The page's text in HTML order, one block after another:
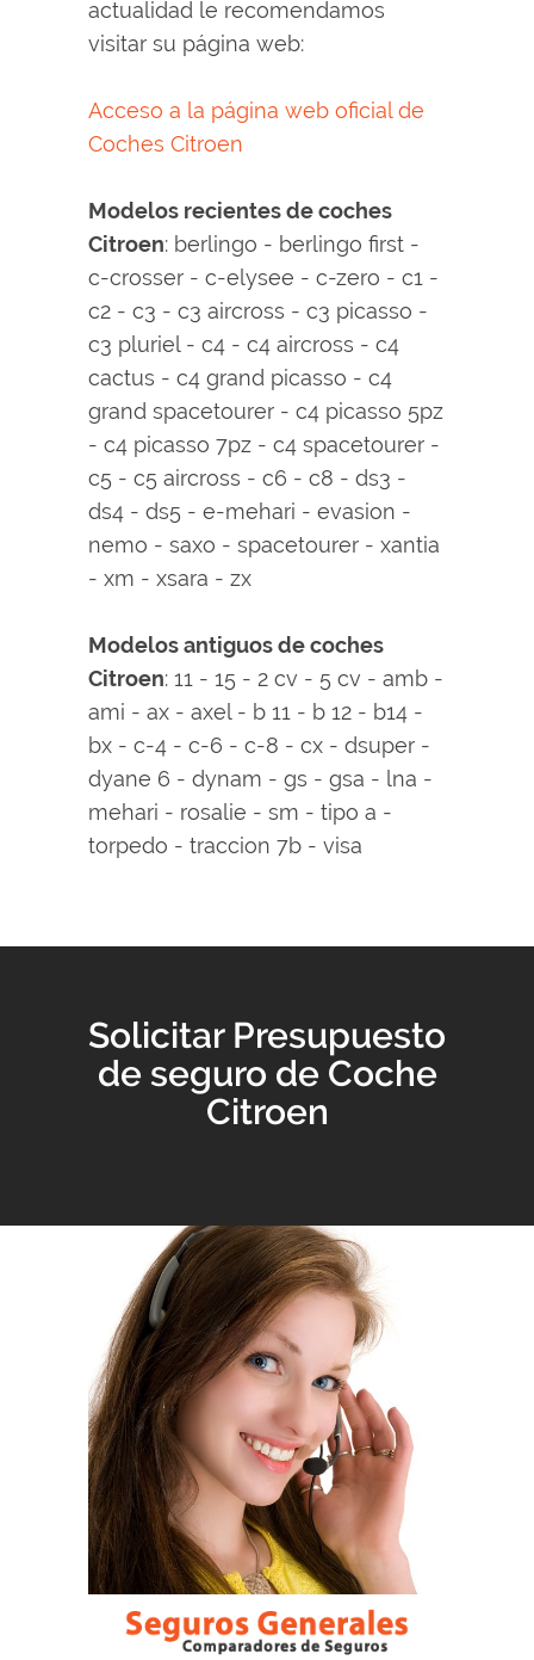
actualidad le recomendamos
visitar su página web:
Acceso a la página web oficial de
Coches Citroen
Modelos recientes de coches
Citroen: berlingo - berlingo first -
c-crosser - c-elysee - c-zero - c1 -
c2 - c3 - c3 aircross - c3 picasso -
c3 pluriel - c4 - c4 aircross - c4
cactus - c4 grand picasso - c4
grand spacetourer - c4 picasso 5pz
- c4 picasso 7pz - c4 spacetourer -
c5 - c5 aircross - c6 - c8 - ds3 -
ds4 - ds5 - e-mehari - evasion -
nemo - saxo - spacetourer - xantia
- xm - xsara - zx
Modelos antiguos de coches
Citroen: 11 - 15 - 2 cv - 5 cv - amb -
ami - ax - axel - b 11 - b 12 - b14 -
bx - c-4 - c-6 - c-8 - cx - dsuper -
dyane 6 - dynam - gs - gsa - lna -
mehari - rosalie - sm - tipo a -
torpedo - traccion 7b - visa
Solicitar Presupuesto
de seguro de Coche
Citroen